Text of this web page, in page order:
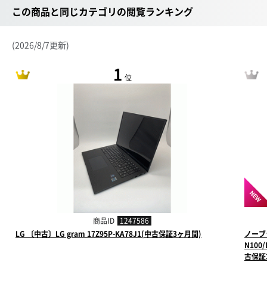
この商品と同じカテゴリの閲覧ランキング
(2026/8/7更新)
1 位
商品ID 1247586
LG 〔中古〕LG gram 17Z95P-KA78J1(中古保証3ヶ月間)
NEW
ノー
古保